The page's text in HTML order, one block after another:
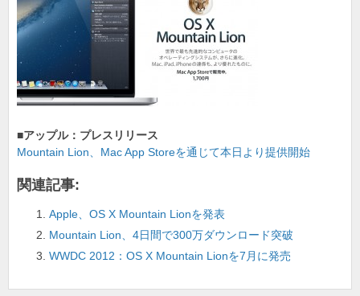
■アップル：プレスリリース
Mountain Lion、Mac App Storeを通じて本日より提供開始
関連記事:
Apple、OS X Mountain Lionを発表
Mountain Lion、4日間で300万ダウンロード突破
WWDC 2012：OS X Mountain Lionを7月に発売